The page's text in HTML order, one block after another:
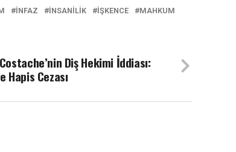
INFAZ INSANILIK IŞKENCE
MAHKUM
Diş Hekimi İddiası:
Hapis Cezası